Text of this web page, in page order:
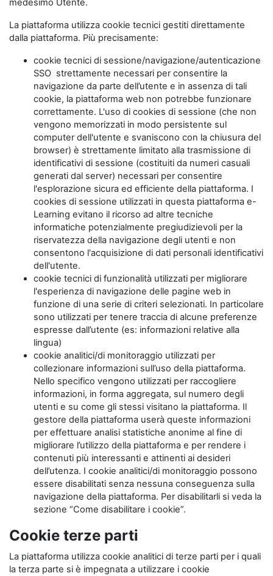
medesimo Utente.
La piattaforma utilizza cookie tecnici gestiti direttamente
dalla piattaforma. Più precisamente:
cookie tecnici di sessione/navigazione/autenticazione
SSO strettamente necessari per consentire la
navigazione da parte dell’utente e in assenza di tali
cookie, la piattaforma web non potrebbe funzionare
correttamente. L'uso di cookies di sessione (che non
vengono memorizzati in modo persistente sul
computer dell'utente e svaniscono con la chiusura del
browser) è strettamente limitato alla trasmissione di
identificativi di sessione (costituiti da numeri casuali
generati dal server) necessari per consentire
l'esplorazione sicura ed efficiente della piattaforma. I
cookies di sessione utilizzati in questa piattaforma e-
Learning evitano il ricorso ad altre tecniche
informatiche potenzialmente pregiudizievoli per la
riservatezza della navigazione degli utenti e non
consentono l'acquisizione di dati personali identificativi
dell'utente.
cookie tecnici di funzionalità utilizzati per migliorare
l'esperienza di navigazione delle pagine web in
funzione di una serie di criteri selezionati. In particolare
sono utilizzati per tenere traccia di alcune preferenze
espresse dall’utente (es: informazioni relative alla
lingua)
cookie analitici/di monitoraggio utilizzati per
collezionare informazioni sull’uso della piattaforma.
Nello specifico vengono utilizzati per raccogliere
informazioni, in forma aggregata, sul numero degli
utenti e su come gli stessi visitano la piattaforma. Il
gestore della piattaforma userà queste informazioni
per effettuare analisi statistiche anonime al fine di
migliorare l’utilizzo della piattaforma e per rendere i
contenuti più interessanti e attinenti ai desideri
dell’utenza. I cookie analitici/di monitoraggio possono
essere disabilitati senza nessuna conseguenza sulla
navigazione della piattaforma. Per disabilitarli si veda la
sezione “Come disabilitare i cookie”.
Cookie terze parti
La piattaforma utilizza cookie analitici di terze parti per i quali
la terza parte si è impegnata a utilizzare i cookie